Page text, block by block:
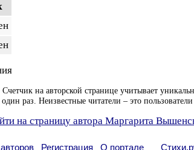
на авторской странице учитывает
раз. Неизвестные читатели – это
на страницу автора Маргарита
Регистрация О портале